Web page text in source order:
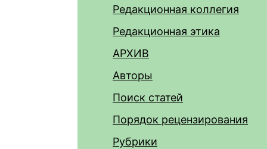
Редакционная коллегия
Редакционная этика
АРХИВ
Авторы
Поиск статей
Порядок рецензирования
Рубрики